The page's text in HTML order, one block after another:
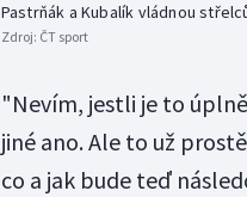
Pastrňák a Kubalík vládnou
Zdroj: ČT sport
"Nevím, jestli je to
jiné ano. Ale to už
co a jak bude teď